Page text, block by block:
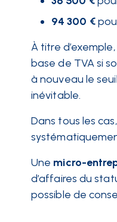
94 300 €
À titre
base de TVA si
à nouveau le
inévitable.
Dans tous les
Une micro-
d’affaires du
possible de